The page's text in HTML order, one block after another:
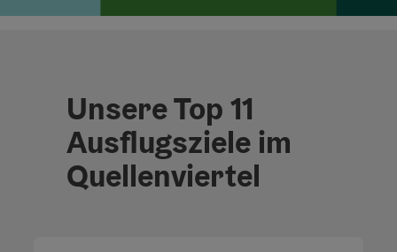
Unsere Top 11
Ausflugsziele im
Quellenviertel